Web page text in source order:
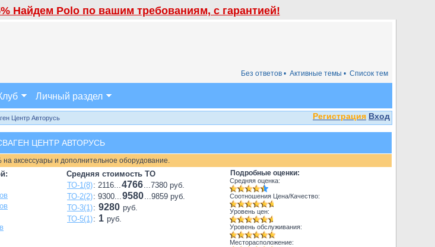
Найдем Polo по вашим требованиям, с гарантией!
Список тем
Активные темы •
Без ответов •
Личный раздел
Регистрация Вход
Центр Авторусь
ЦЕНТР АВТОРУСЬ
аксессуары и дополнительное оборудование.
Средняя стоимость ТО
ТО-1(8): 2116...4766...7380 руб.
ТО-2(2): 9300...9580...9859 руб.
ТО-3(1): 9280 руб.
ТО-5(1): 1 руб.
Подробные оценки:
Средняя оценка:
Соотношения Цена/Качество:
Уровень цен:
Уровень обслуживания:
Месторасположение: